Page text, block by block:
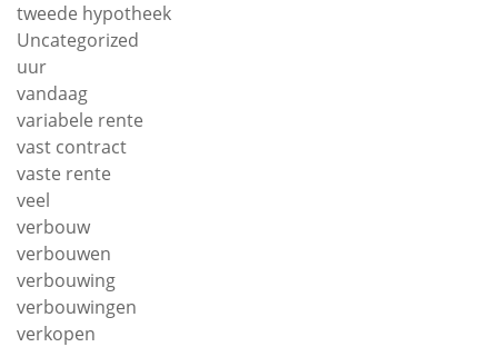
tweede hypotheek
Uncategorized
uur
vandaag
variabele rente
vast contract
vaste rente
veel
verbouw
verbouwen
verbouwing
verbouwingen
verkopen